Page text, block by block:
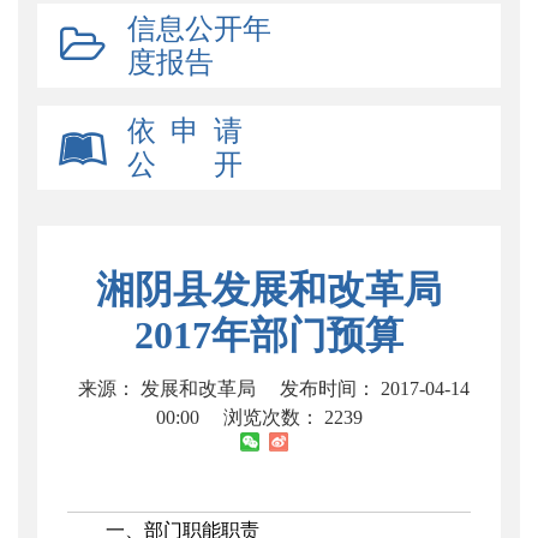
信息公开年
度报告
依 申 请
公 开
湘阴县发展和改革局
2017年部门预算
来源： 发展和改革局
发布时间： 2017-04-14
00:00
浏览次数： 2239
一、部门职能职责